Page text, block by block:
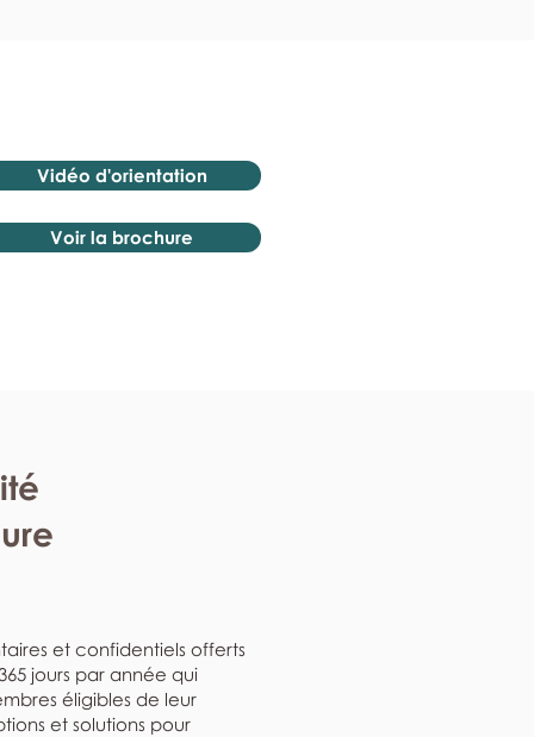
Vidéo d'orientation
Voir la brochure
et confidentiels offerts
jours par année qui
éligibles de leur
et solutions pour